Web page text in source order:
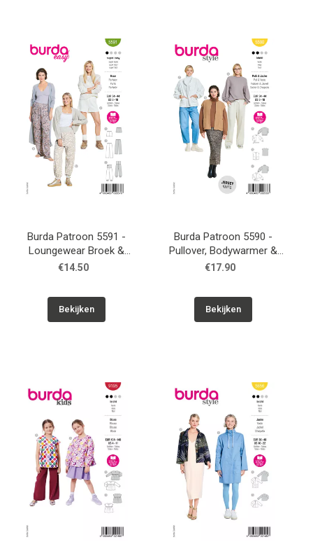
Burda Patroon 5591 -
Loungewear Broek &
Short
€14.50
Bekijken
Burda Patroon 5590 -
Pullover, Bodywarmer &
Jasje
€17.90
Bekijken